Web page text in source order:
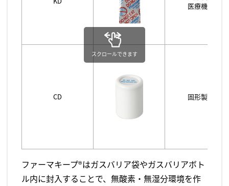
医療機器
CD 固形製剤
スクロールできます
ファーマキープ®はガスバリア袋やガスバリアボト
ル内に封入することで、無酸素・無湿分環境を作